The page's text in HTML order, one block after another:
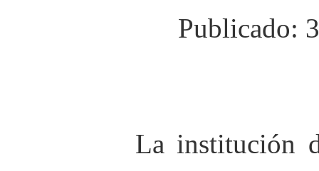
Publicado:
La institución